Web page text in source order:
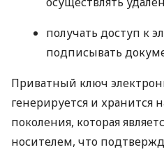
получать доступ к
подписывать
Приватный ключ
генерируется и хранится
поколения, которая
носителем, что